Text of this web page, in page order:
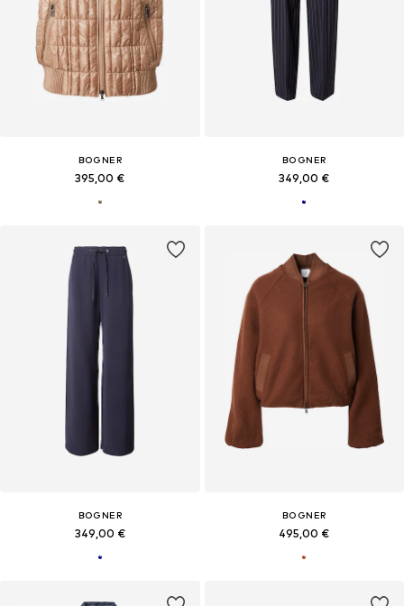
BOGNER
395,00 €
BOGNER
349,00 €
BOGNER
349,00 €
BOGNER
495,00 €